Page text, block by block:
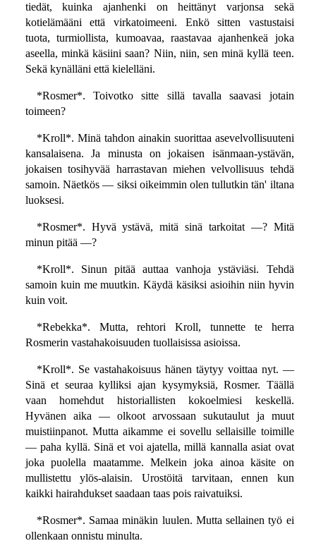
tiedät, kuinka ajanhenki on heittänyt varjonsa sekä
kotielämääni että virkatoimeeni. Enkö sitten vastustaisi
tuota, turmiollista, kumoavaa, raastavaa ajanhenkeä joka
aseella, minkä käsiini saan? Niin, niin, sen minä kyllä teen.
Sekä kynälläni että kielelläni.
*Rosmer*. Toivotko sitte sillä tavalla saavasi jotain
toimeen?
*Kroll*. Minä tahdon ainakin suorittaa asevelvollisuuteni
kansalaisena. Ja minusta on jokaisen isänmaan-ystävän,
jokaisen tosihyvää harrastavan miehen velvollisuus tehdä
samoin. Näetkös — siksi oikeimmin olen tullutkin tän' iltana
luoksesi.
*Rosmer*. Hyvä ystävä, mitä sinä tarkoitat —? Mitä
minun pitää —?
*Kroll*. Sinun pitää auttaa vanhoja ystäviäsi. Tehdä
samoin kuin me muutkin. Käydä käsiksi asioihin niin hyvin
kuin voit.
*Rebekka*. Mutta, rehtori Kroll, tunnette te herra
Rosmerin vastahakoisuuden tuollaisissa asioissa.
*Kroll*. Se vastahakoisuus hänen täytyy voittaa nyt. —
Sinä et seuraa kylliksi ajan kysymyksiä, Rosmer. Täällä
vaan homehdut historiallisten kokoelmiesi keskellä.
Hyvänen aika — olkoot arvossaan sukutaulut ja muut
muistiinpanot. Mutta aikamme ei sovellu sellaisille toimille
— paha kyllä. Sinä et voi ajatella, millä kannalla asiat ovat
joka puolella maatamme. Melkein joka ainoa käsite on
mullistettu ylös-alaisin. Urostöitä tarvitaan, ennen kun
kaikki hairahdukset saadaan taas pois raivatuiksi.
*Rosmer*. Samaa minäkin luulen. Mutta sellainen työ ei
ollenkaan onnistu minulta.